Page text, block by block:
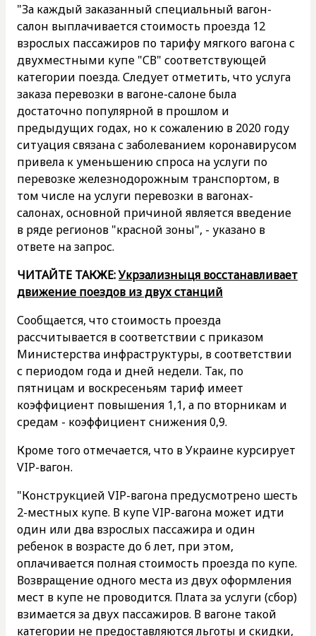
"За каждый заказанный специальный вагон-
салон выплачивается стоимость проезда 12
взрослых пассажиров по тарифу мягкого вагона с
двухместными купе "СВ" соответствующей
категории поезда. Следует отметить, что услуга
заказа перевозки в вагоне-салоне была
достаточно популярной в прошлом и
предыдущих годах, но к сожалению в 2020 году
ситуация связана с заболеванием коронавирусом
привела к уменьшению спроса на услуги по
перевозке железнодорожным транспортом, в
том числе на услуги перевозки в вагонах-
салонах, основной причиной является введение
в ряде регионов "красной зоны", - указано в
ответе на запрос.
ЧИТАЙТЕ ТАКЖЕ:Укрзализныця восстанавливает
движение поездов из двух станций
Сообщается, что стоимость проезда
рассчитывается в соответствии с приказом
Министерства инфраструктуры, в соответствии
с периодом года и дней недели. Так, по
пятницам и воскресеньям тариф имеет
коэффициент повышения 1,1, а по вторникам и
средам - коэффициент снижения 0,9.
Кроме того отмечается, что в Украине курсирует
VIP-вагон.
"Конструкцией VIP-вагона предусмотрено шесть
2-местных купе. В купе VIP-вагона может идти
один или два взрослых пассажира и один
ребенок в возрасте до 6 лет, при этом,
оплачивается полная стоимость проезда по купе.
Возвращение одного места из двух оформления
мест в купе не проводится. Плата за услуги (сбор)
взимается за двух пассажиров. В вагоне такой
категории не предоставляются льготы и скидки,